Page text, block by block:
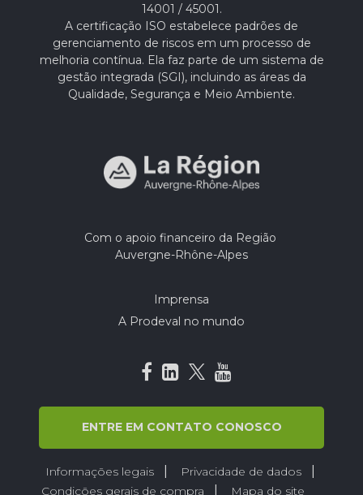
14001 / 45001.
A certificação ISO estabelece padrões de
gerenciamento de riscos em um processo de
melhoria contínua. Ela faz parte de um sistema de
gestão integrada (SGI), incluindo as áreas da
Qualidade, Segurança e Meio Ambiente.
Com o apoio financeiro da Região
Auvergne-Rhône-Alpes
Imprensa
A Prodeval no mundo
ENTRE EM CONTATO CONOSCO
Informações legais
Privacidade de dados
Condições gerais de compra
Mapa do site